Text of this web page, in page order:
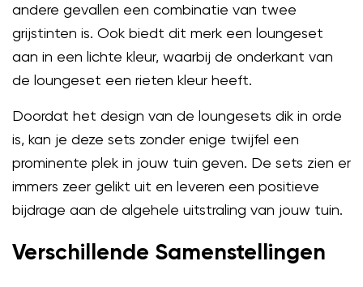
andere gevallen een combinatie van twee
grijstinten is. Ook biedt dit merk een loungeset
aan in een lichte kleur, waarbij de onderkant van
de loungeset een rieten kleur heeft.
Doordat het design van de loungesets dik in orde
is, kan je deze sets zonder enige twijfel een
prominente plek in jouw tuin geven. De sets zien er
immers zeer gelikt uit en leveren een positieve
bijdrage aan de algehele uitstraling van jouw tuin.
Verschillende Samenstellingen